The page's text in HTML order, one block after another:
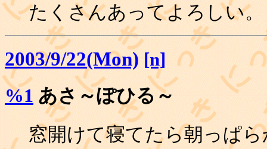
たくさんあってよろしい。
2003/9/22(Mon) [n]
%1 あさ～ぽひる～
窓開けて寝てたら朝っぱ